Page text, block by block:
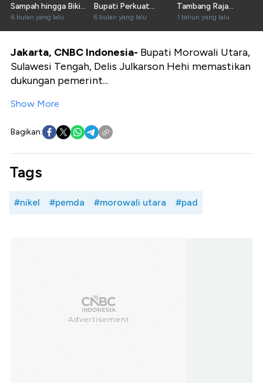
Sampah hingga Bikin
Warga Sejahtera
6 bulan yang lalu
Bupati Perkuat
Layanan Digitalisasi
6 bulan yang lalu
Tambang Raja
Ampat Lampaui
Kasus Timah
1 tahun yang lalu
Jakarta, CNBC Indonesia- Bupati Morowali Utara,
Sulawesi Tengah, Delis Julkarson Hehi memastikan
dukungan pemerint...
Show More
Bagikan:
Tags
#nikel #pemda #morowali utara #pad